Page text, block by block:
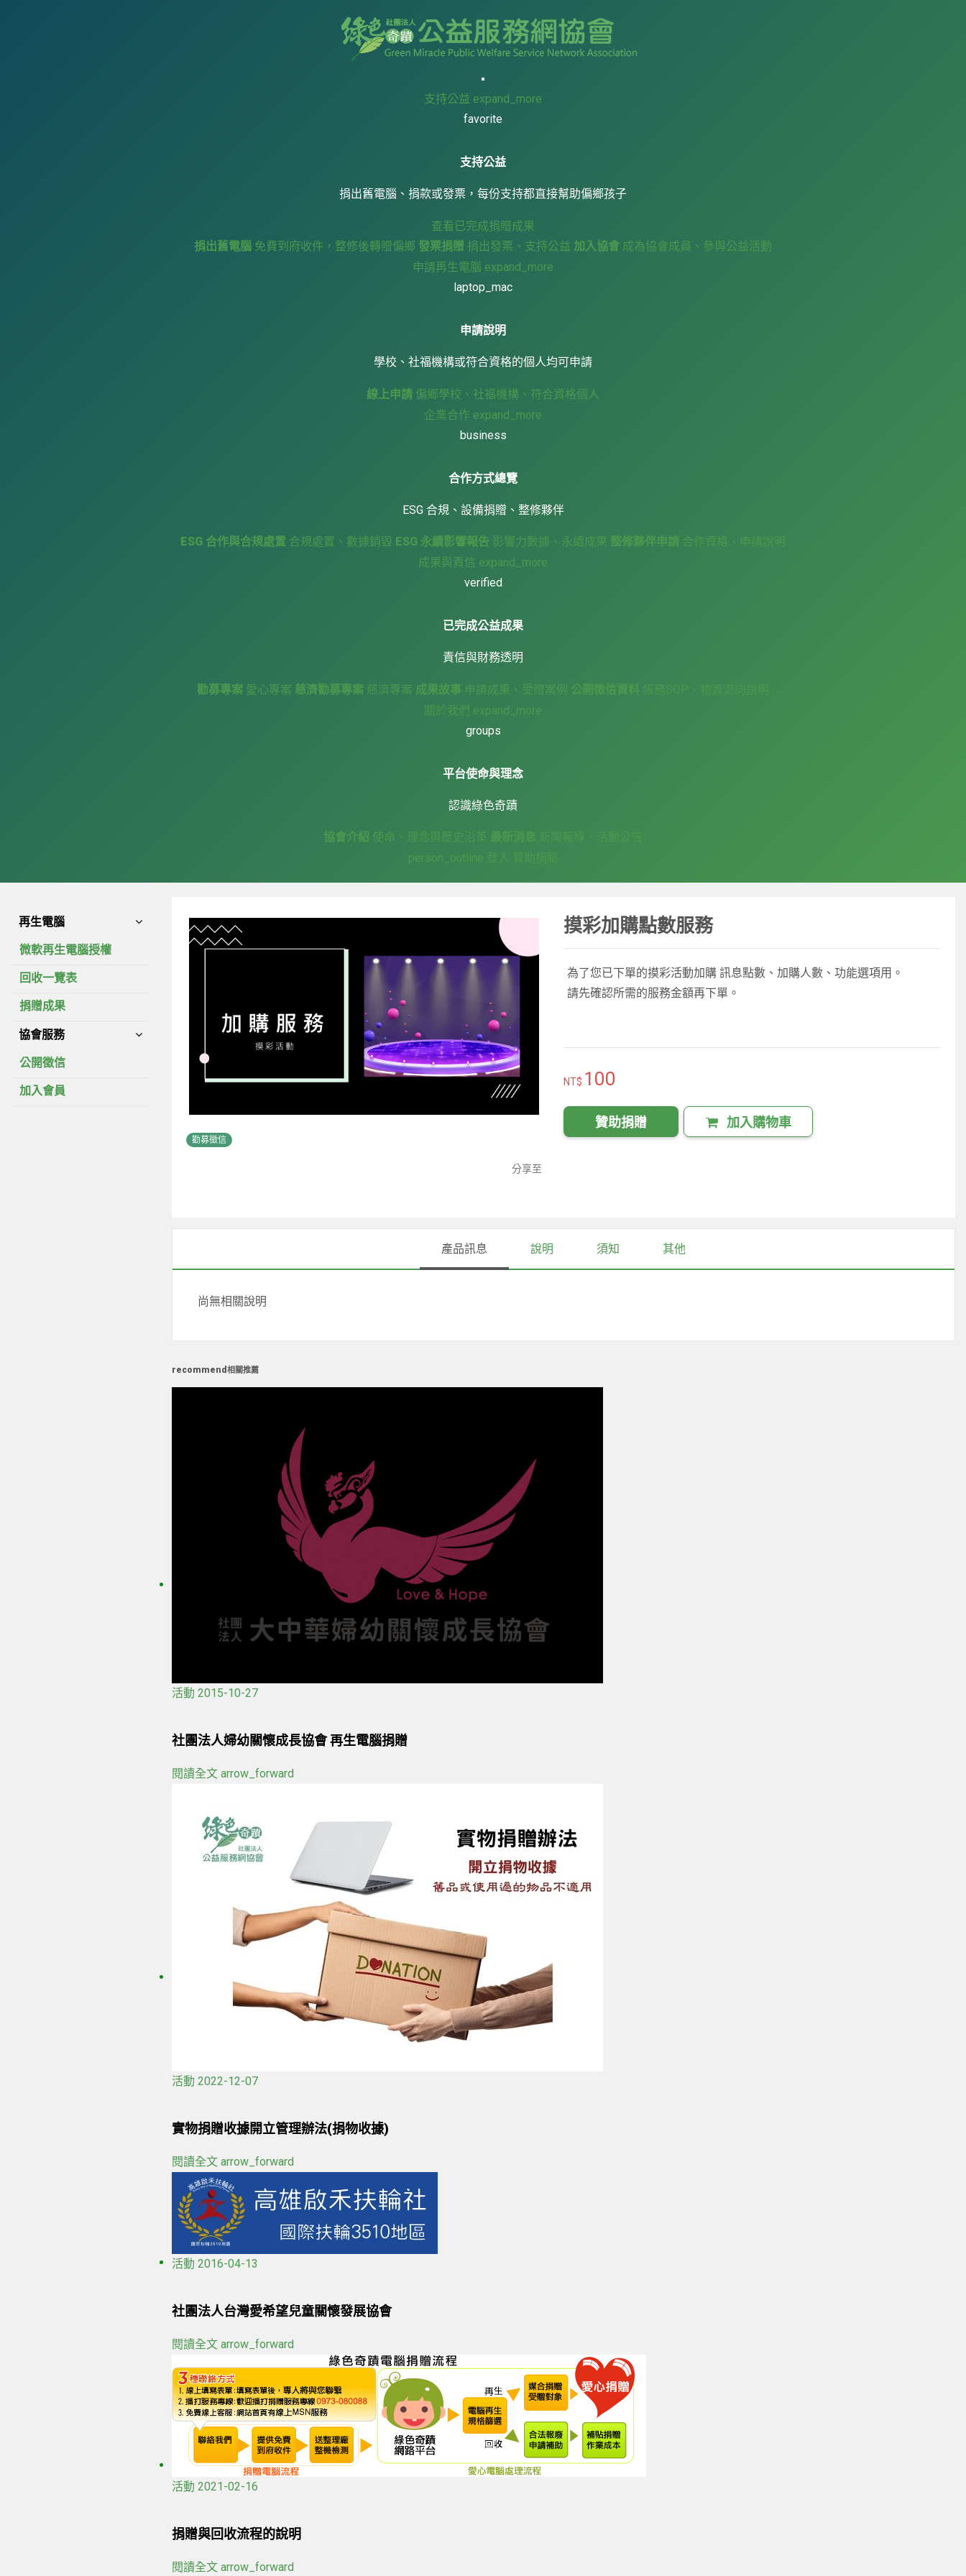
支持公益 expand_more
favorite
支持公益
捐出舊電腦、捐款或發票，每份支持都直接幫助偏鄉孩子
查看已完成捐贈成果
捐出舊電腦 免費到府收件，整修後轉贈偏鄉 發票捐贈 捐出發票、支持公益 加入協會 成為協會成員、參與公益活動
申請再生電腦 expand_more
laptop_mac
申請說明
學校、社福機構或符合資格的個人均可申請
線上申請 偏鄉學校、社福機構、符合資格個人
企業合作 expand_more
business
合作方式總覽
ESG 合規、設備捐贈、整修夥伴
ESG 合作與合規處置 合規處置、數據銷毀 ESG 永續影響報告 影響力數據、永續成果 整修夥伴申請 合作資格、申請說明
成果與責信 expand_more
verified
已完成公益成果
責信與財務透明
勸募專案 愛心專案 慈濟勸募專案 慈濟專案 成果故事 申請成果、受贈案例 公開徵信資料
關於我們 expand_more
groups
平台使命與理念
認識綠色奇蹟
協會介紹 使命、理念與歷史沿革
person_outline
再生電腦
微軟再生電腦授權
回收一覽表
捐贈成果
協會服務
公開徵信
加入會員
勸募徵信
分享至
摸彩加購點數服務
為了您已下單的摸彩活動加購 訊息點數、加購人數、功能選項用。
請先確認所需的服務金額再下單。
100
贊助捐贈 加入購物車
產品訊息 說明 須知 其他
尚無相關說明
recommend 相關推薦
活動 2015-10-27
社團法人婦幼關懷成長協會 再生電腦捐贈
閱讀全文 arrow_forward
活動 2022-12-07
實物捐贈收據開立管理辦法(捐物收據)
閱讀全文 arrow_forward
活動 2016-04-13
社團法人台灣愛希望兒童關懷發展協會
閱讀全文 arrow_forward
活動 2021-02-16
捐贈與回收流程的說明
閱讀全文 arrow_forward